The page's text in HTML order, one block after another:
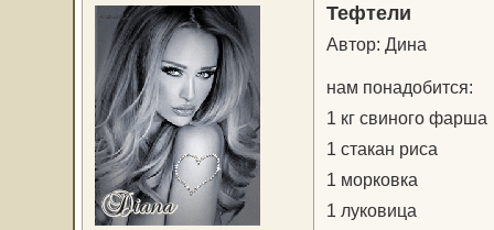
Тефтели
Автор: Дина
нам понадобится:
1 кг свиного фарша
1 стакан риса
1 мoрковка
1 луковица